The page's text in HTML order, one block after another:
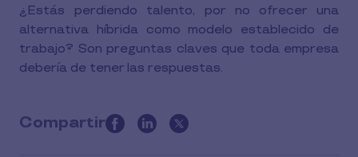
¿Estás perdiendo talento, por no ofrecer una
alternativa híbrida como modelo establecido de
trabajo? Son preguntas claves que toda empresa
debería de tener las respuestas.
Compartir
this